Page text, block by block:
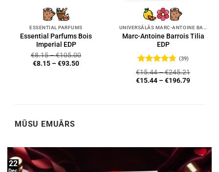
ESSENTIAL PARFUMS
Essential Parfums Bois
Imperial EDP
€8.15–€105.00
€8.15 –€93.50
UNIVERSĀLĀS MARC-ANTOINE BARROIS SMARŽAS
Marc-Antoine Barrois Tilia
EDP
Novērtēts
ar4.72
no
5
(39)
€15.44–€245.21
€15.44 –€196.79
MŪSU EMUĀRS
22